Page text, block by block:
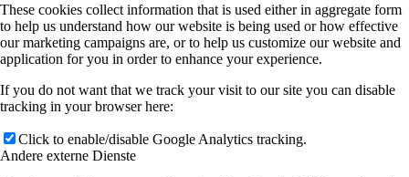
These cookies collect information that is used either in aggregate form
to help us understand how our website is being used or how effective
our marketing campaigns are, or to help us customize our website and
application for you in order to enhance your experience.
If you do not want that we track your visit to our site you can disable
tracking in your browser here:
Click to enable/disable Google Analytics tracking.
Andere externe Dienste